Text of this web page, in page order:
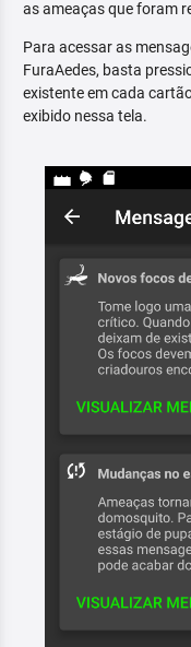
as ameaças que foram
Para acessar as
FuraAedes, basta
existente em cada
exibido nessa tela.